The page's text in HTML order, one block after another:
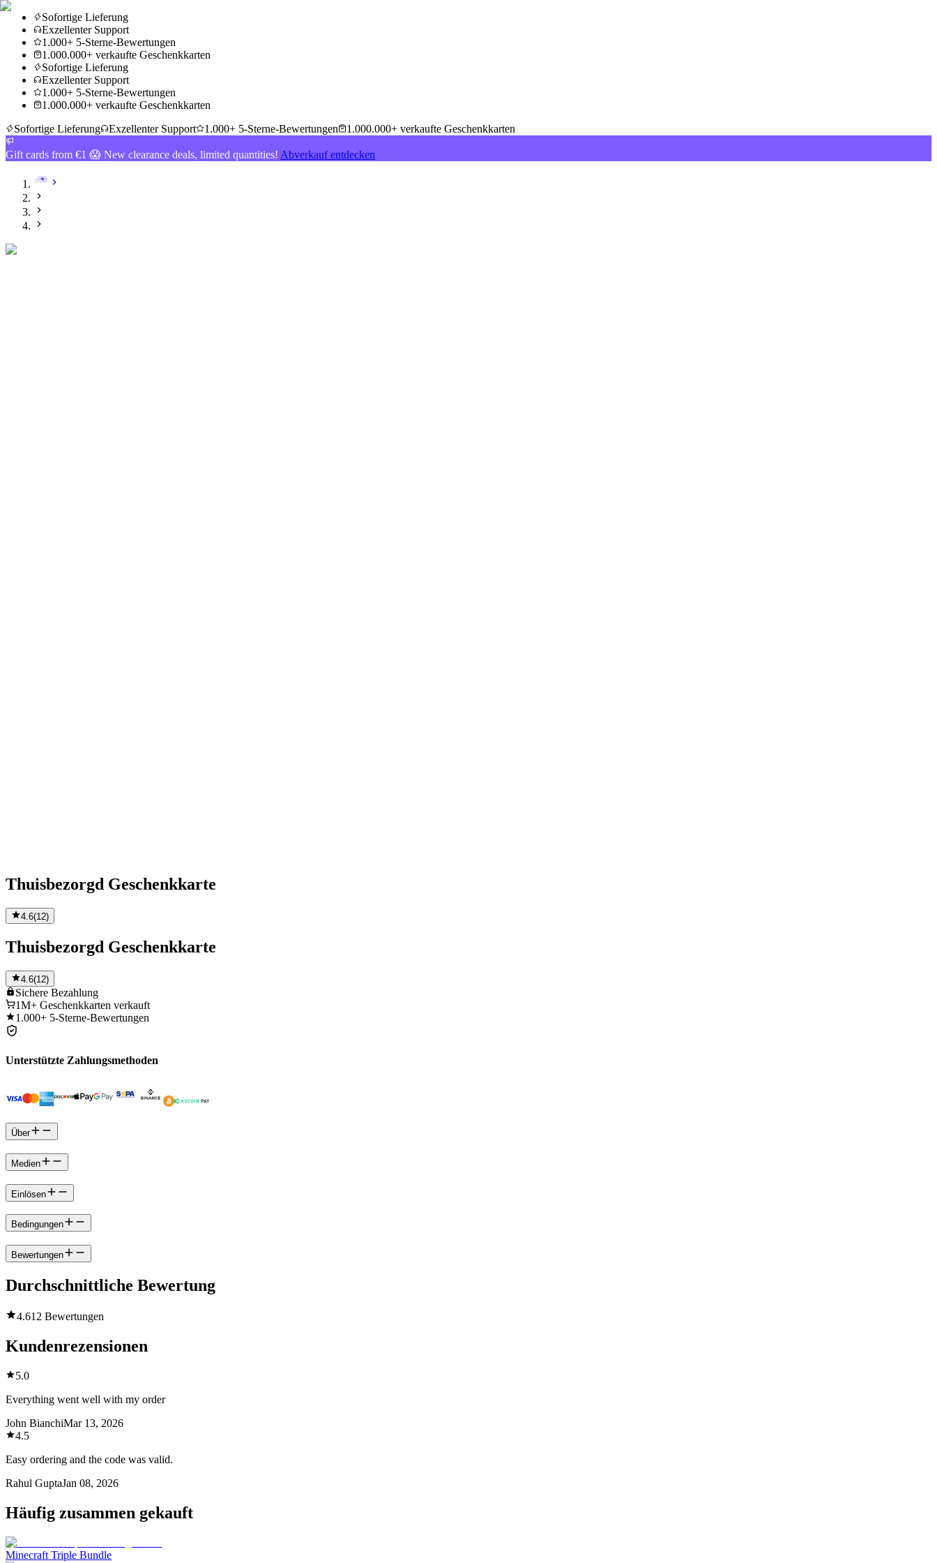
Sofortige Lieferung
Exzellenter Support
1.000+ 5-Sterne-Bewertungen
1.000.000+ verkaufte Geschenkkarten
Sofortige Lieferung
Exzellenter Support
1.000+ 5-Sterne-Bewertungen
1.000.000+ verkaufte Geschenkkarten
Sofortige Lieferung
Exzellenter Support 1.000+ 5-Sterne-Bewertungen 1.000.000+ verkaufte Geschenkkarten
Gift cards from €1 😱 New clearance deals, limited quantities! Abverkauf entdecken
Thuisbezorgd Geschenkkarte
4.6(12)
Thuisbezorgd Geschenkkarte
4.6(12)
Sichere Bezahlung
1M+ Geschenkkarten verkauft
1.000+ 5-Sterne-Bewertungen
Unterstützte Zahlungsmethoden
Über
Medien
Einlösen
Bedingungen
Bewertungen
Durchschnittliche Bewertung
4.612 Bewertungen
Kundenrezensionen
5.0
Everything went well with my order
John BianchiMar 13, 2026
4.5
Easy ordering and the code was valid.
Rahul GuptaJan 08, 2026
Häufig zusammen gekauft
Minecraft Triple Bundle